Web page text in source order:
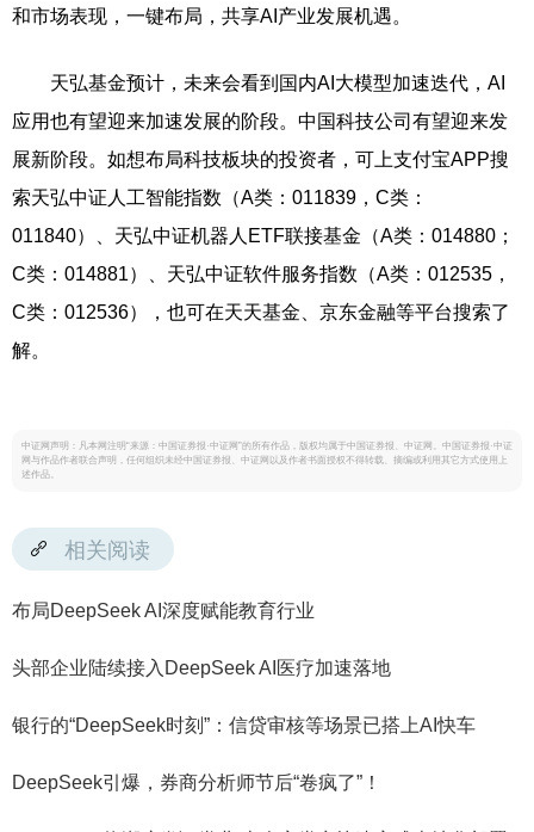
和市场表现，一键布局，共享AI产业发展机遇。
天弘基金预计，未来会看到国内AI大模型加速迭代，AI
应用也有望迎来加速发展的阶段。中国科技公司有望迎来发
展新阶段。如想布局科技板块的投资者，可上支付宝APP搜
索天弘中证人工智能指数（A类：011839，C类：
011840）、天弘中证机器人ETF联接基金（A类：014880；
C类：014881）、天弘中证软件服务指数（A类：012535，
C类：012536），也可在天天基金、京东金融等平台搜索了
解。
中证网声明：凡本网注明“来源：中国证券报·中证网”的所有作品，版权均属于中国证券报、中证网。中国证券报·中证
网与作品作者联合声明，任何组织未经中国证券报、中证网以及作者书面授权不得转载、摘编或利用其它方式使用上
述作品。
相关阅读
布局DeepSeek AI深度赋能教育行业
头部企业陆续接入DeepSeek AI医疗加速落地
银行的“DeepSeek时刻”：信贷审核等场景已搭上AI快车
DeepSeek引爆，券商分析师节后“卷疯了”！